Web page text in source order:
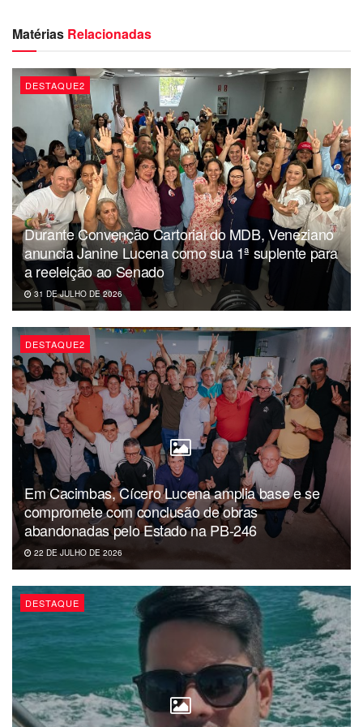
Com informações Blog do Heron Cid
Matérias Relacionadas
DESTAQUE2
Durante Convenção Cartorial do MDB, Veneziano
anuncia Janine Lucena como sua 1ª suplente para
a reeleição ao Senado
31 DE JULHO DE 2026
DESTAQUE2
Em Cacimbas, Cícero Lucena amplia base e se
compromete com conclusão de obras
abandonadas pelo Estado na PB-246
22 DE JULHO DE 2026
DESTAQUE